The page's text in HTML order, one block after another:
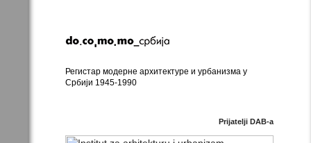
Регистар модерне архитектуре и урбанизма у
Србији 1945-1990
Prijatelji DAB-a